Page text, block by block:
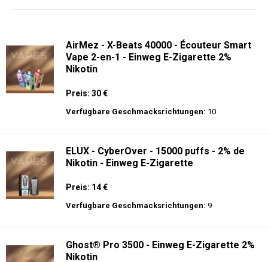
AirMez - X-Beats 40000 - Écouteur Smart
Vape 2-en-1 - Einweg E-Zigarette 2%
Preis: 30 €
ELUX - CyberOver - 15000 puffs - 2% de
Preis: 14 €
Ghost® Pro 3500 - Einweg E-Zigarette 2%